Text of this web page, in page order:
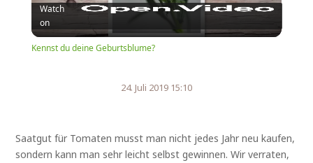
Video
Watch
on
Kennst du deine Geburtsblume?
24. Juli 2019 15:10
Saatgut für Tomaten musst man nicht jedes Jahr neu kaufen,
sondern kann man sehr leicht selbst gewinnen. Wir verraten,